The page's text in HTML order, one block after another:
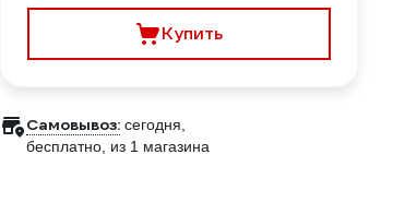
Купить
Самовывоз: сегодня,
бесплатно , из 1 магазина